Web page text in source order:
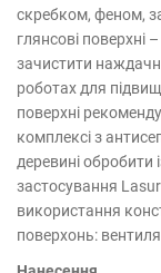
скребком, феном,
глянсові поверхні
зачистити
роботах для
поверхні
комплексі з
деревині
застосування
використання
поверхонь: